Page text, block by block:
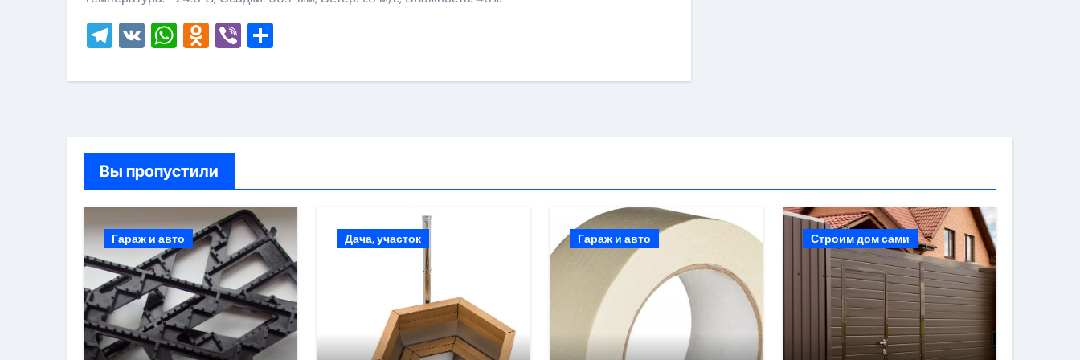
Telegram
VKWhatsApp
Odnoklassniki
Viber
Вы пропустили
Гараж и авто Дача, участок Гараж и авто Строим дом сами